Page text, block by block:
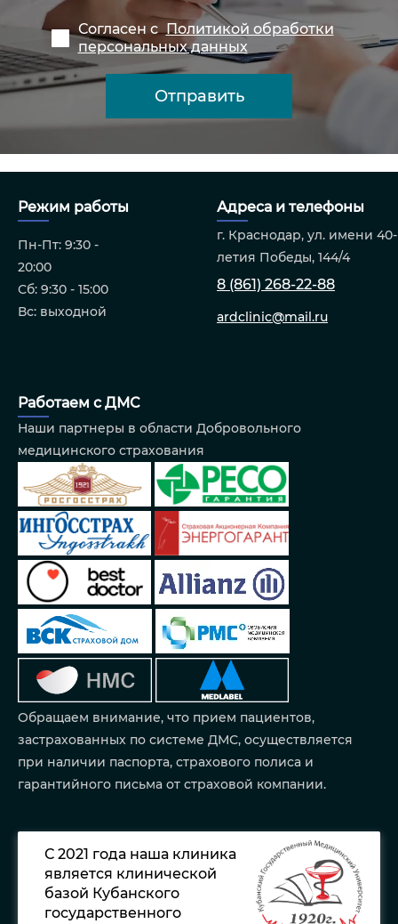
Согласен с Политикой обработки
персональных данных
Режим работы
Пн-Пт: 9:30 -
20:00
Сб: 9:30 - 15:00
Вс: выходной
Адреса и телефоны
г. Краснодар, ул. имени 40-
летия Победы, 144/4
8 (861) 268-22-88
ardclinic@mail.ru
Работаем с ДМС
Наши партнеры в области Добровольного
медицинского страхования
Обращаем внимание, что прием пациентов,
застрахованных по системе ДМС, осуществляется
при наличии паспорта, страхового полиса и
гарантийного письма от страховой компании.
С 2021 года наша клиника
является клинической
базой Кубанского
государственного